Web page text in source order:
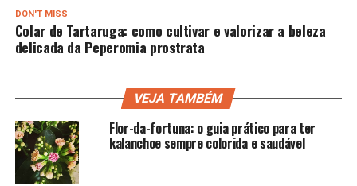
DON'T MISS
Colar de Tartaruga: como cultivar e valorizar a beleza
delicada da Peperomia prostrata
VEJA TAMBÉM
Flor-da-fortuna: o guia prático para ter
kalanchoe sempre colorida e saudável